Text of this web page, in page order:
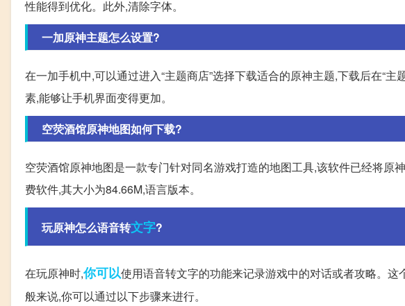
性能得到优化。此外,清除字体。
一加原神主题怎么设置?
在一加手机中,可以通过进入“主题商店”选择下载适合的原神主题,下载后在“
素,能够让手机界面变得更加。
空荧酒馆原神地图如何下载?
空荧酒馆原神地图是一款专门针对同名游戏打造的地图工具,该软件已经将原
费软件,其大小为84.66M,语言版本。
玩原神怎么语音转文字?
在玩原神时,你可以使用语音转文字的功能来记录游戏中的对话或者攻略。
般来说,你可以通过以下步骤来进行。